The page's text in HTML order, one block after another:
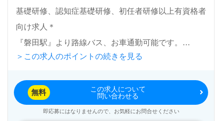
基礎研修、認知症基礎研修、初任者研修以上有資格者
向け求人＊
『磐田駅』より路線バス、お車通勤可能です。
田福田』株式会社ヴァティー（本社：東京都港区）様
の運営です。従業員数3,460名以上、埼玉県、神奈川
＞この求人のポイントの続きを見る
無料
この求人について
問い合わせる
即応募にはなりませんので、お気軽にお問合せください